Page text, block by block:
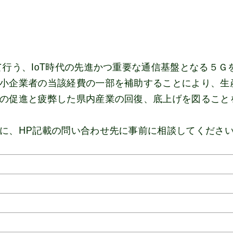
う、IoT時代の先進かつ重要な通信基盤となる５
企業者の当該経費の一部を補助することにより、
促進と疲弊した県内産業の回復、底上げを図るこ
HP記載の問い合わせ先に事前に相談してください